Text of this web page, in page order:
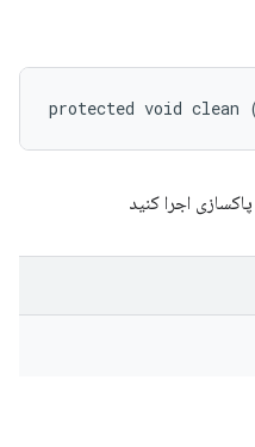
protected void clean
اجرا کنید